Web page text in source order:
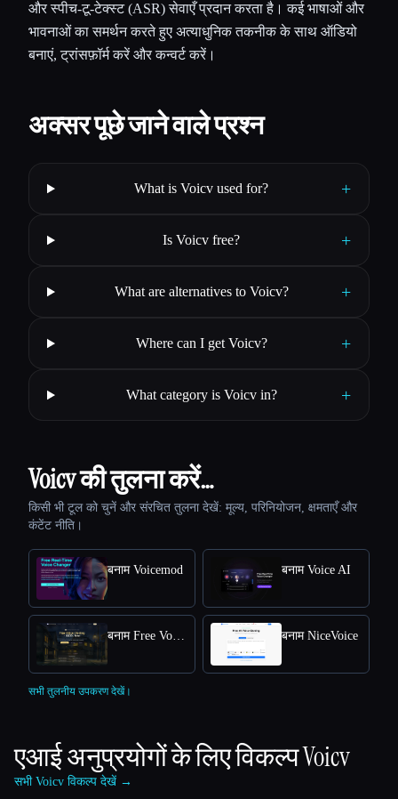
और स्पीच-टू-टेक्स्ट (ASR) सेवाएँ प्रदान करता है। कई भाषाओं और
भावनाओं का समर्थन करते हुए अत्याधुनिक तकनीक के साथ ऑडियो
बनाएं, ट्रांसफ़ॉर्म करें और कन्वर्ट करें।
अक्सर पूछे जाने वाले प्रश्न
What is Voicv used for? +
Is Voicv free? +
What are alternatives to Voicv? +
Where can I get Voicv? +
What category is Voicv in? +
Voicv की तुलना करें…
किसी भी टूल को चुनें और संरचित तुलना देखें: मूल्य, परिनियोजन, क्षमताएँ और
कंटेंट नीति।
बनाम Voicemod बनाम Voice AI
बनाम Free Voice Cloning बनाम NiceVoice
सभी तुलनीय उपकरण देखें।
एआई अनुप्रयोगों के लिए विकल्पVoicv
सभी Voicv विकल्प देखें →